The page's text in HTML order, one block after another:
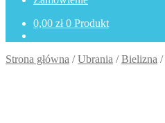
0,00 zł 0 Produkt
Strona główna /Ubrania /Bielizna /